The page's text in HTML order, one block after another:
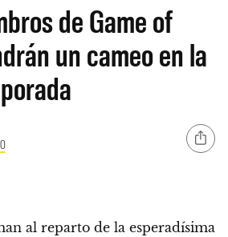
de Game of
un cameo en la
al reparto de la esperadísima